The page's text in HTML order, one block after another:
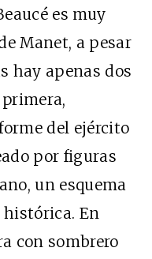
es muy
Manet, a pesar
hay apenas dos
del ejército
por figuras
un esquema
En
con sombrero